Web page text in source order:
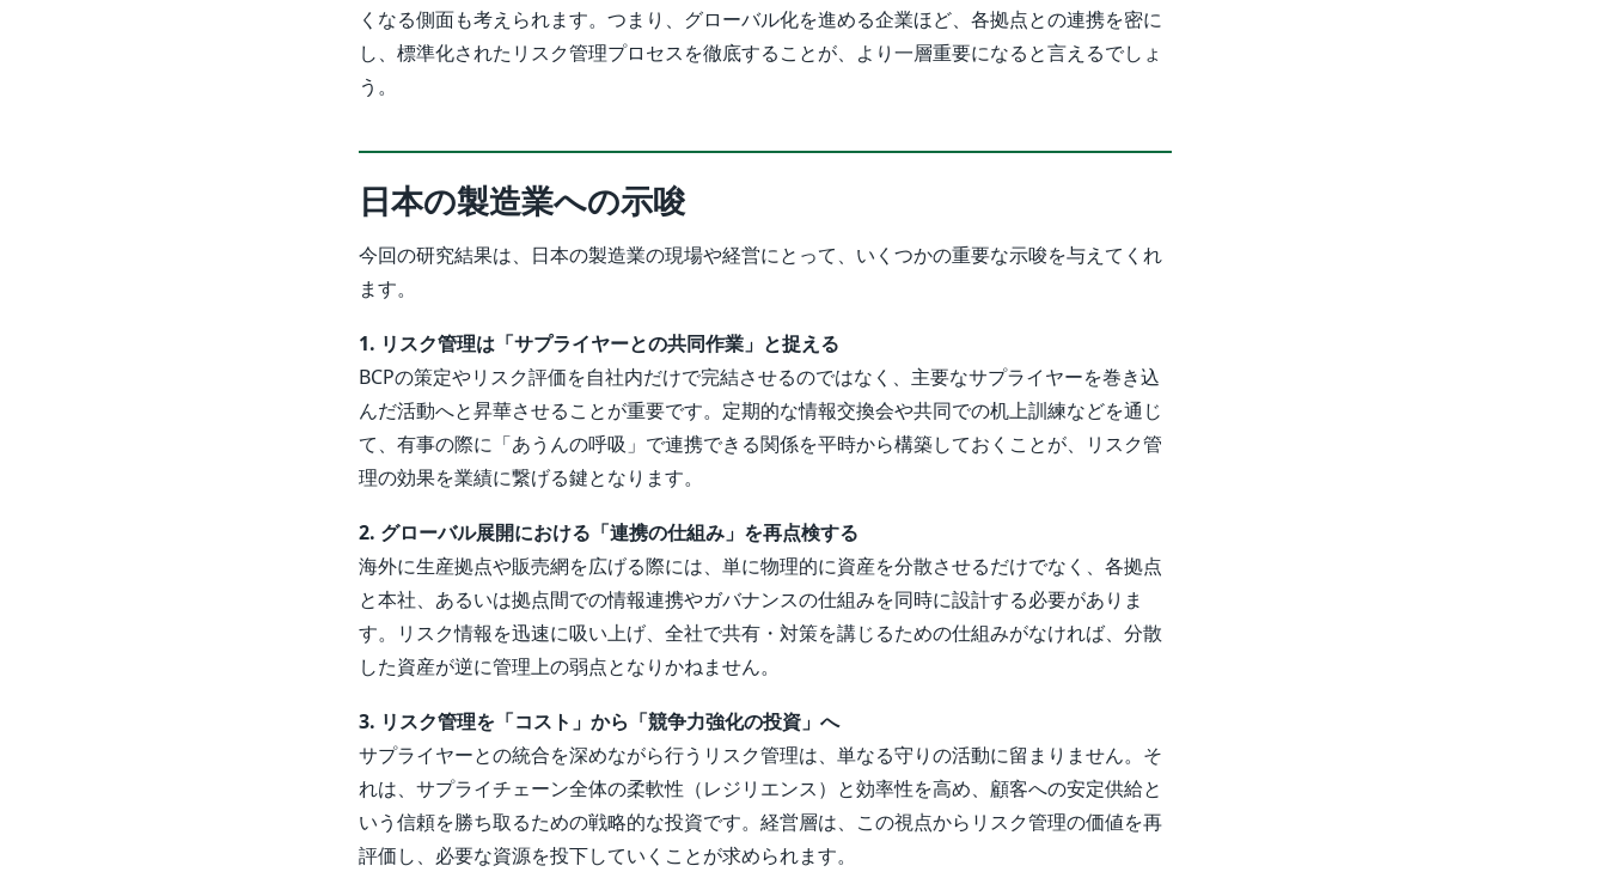
くなる側面も考えられます。つまり、グローバル化を進める企業ほど、各拠点との連携を密に
し、標準化されたリスク管理プロセスを徹底することが、より一層重要になると言えるでしょ
う。
日本の製造業への示唆
今回の研究結果は、日本の製造業の現場や経営にとって、いくつかの重要な示唆を与えてくれ
ます。
1. リスク管理は「サプライヤーとの共同作業」と捉える
BCPの策定やリスク評価を自社内だけで完結させるのではなく、主要なサプライヤーを巻き込
んだ活動へと昇華させることが重要です。定期的な情報交換会や共同での机上訓練などを通じ
て、有事の際に「あうんの呼吸」で連携できる関係を平時から構築しておくことが、リスク管
理の効果を業績に繋げる鍵となります。
2. グローバル展開における「連携の仕組み」を再点検する
海外に生産拠点や販売網を広げる際には、単に物理的に資産を分散させるだけでなく、各拠点
と本社、あるいは拠点間での情報連携やガバナンスの仕組みを同時に設計する必要がありま
す。リスク情報を迅速に吸い上げ、全社で共有・対策を講じるための仕組みがなければ、分散
した資産が逆に管理上の弱点となりかねません。
3. リスク管理を「コスト」から「競争力強化の投資」へ
サプライヤーとの統合を深めながら行うリスク管理は、単なる守りの活動に留まりません。そ
れは、サプライチェーン全体の柔軟性（レジリエンス）と効率性を高め、顧客への安定供給と
いう信頼を勝ち取るための戦略的な投資です。経営層は、この視点からリスク管理の価値を再
評価し、必要な資源を投下していくことが求められます。